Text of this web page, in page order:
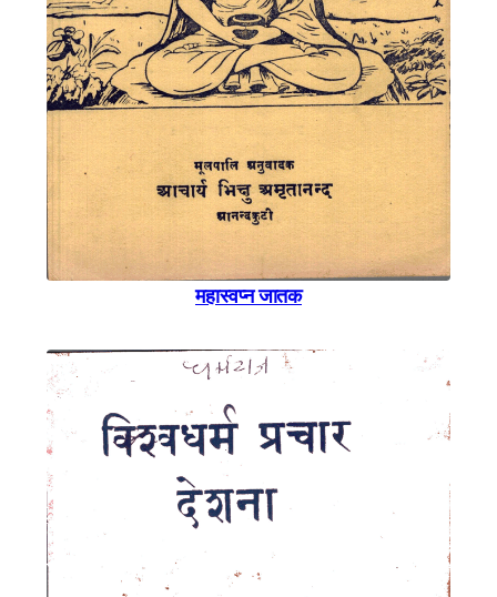
महास्वप्न जातक